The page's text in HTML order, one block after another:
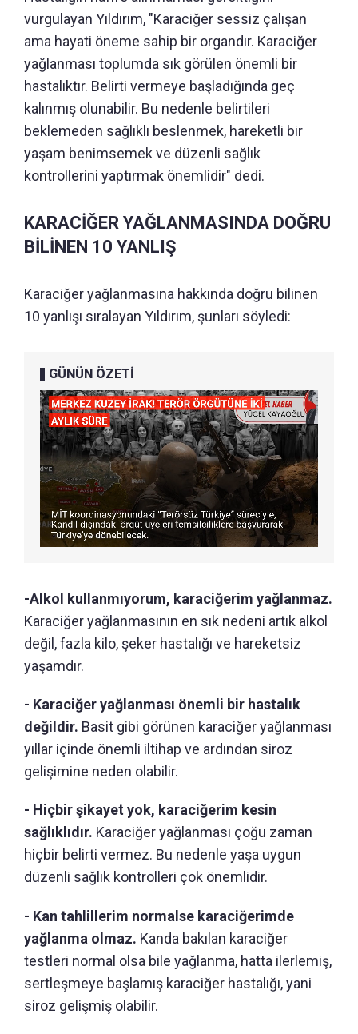
vurgulayan Yıldırım, "Karaciğer sessiz çalışan
ama hayati öneme sahip bir organdır. Karaciğer
yağlanması toplumda sık görülen önemli bir
hastalıktır. Belirti vermeye başladığında geç
kalınmış olunabilir. Bu nedenle belirtileri
beklemeden sağlıklı beslenmek, hareketli bir
yaşam benimsemek ve düzenli sağlık
kontrollerini yaptırmak önemlidir" dedi.
KARACİĞER YAĞLANMASINDA DOĞRU
BİLİNEN 10 YANLIŞ
Karaciğer yağlanmasına hakkında doğru bilinen
10 yanlışı sıralayan Yıldırım, şunları söyledi:
GÜNÜN ÖZETİ
-Alkol kullanmıyorum, karaciğerim yağlanmaz.
Karaciğer yağlanmasının en sık nedeni artık alkol
değil, fazla kilo, şeker hastalığı ve hareketsiz
yaşamdır.
- Karaciğer yağlanması önemli bir hastalık
değildir. Basit gibi görünen karaciğer yağlanması
yıllar içinde önemli iltihap ve ardından siroz
gelişimine neden olabilir.
- Hiçbir şikayet yok, karaciğerim kesin
sağlıklıdır. Karaciğer yağlanması çoğu zaman
hiçbir belirti vermez. Bu nedenle yaşa uygun
düzenli sağlık kontrolleri çok önemlidir.
- Kan tahlillerim normalse karaciğerimde
yağlanma olmaz. Kanda bakılan karaciğer
testleri normal olsa bile yağlanma, hatta ilerlemiş,
sertleşmeye başlamış karaciğer hastalığı, yani
siroz gelişmiş olabilir.